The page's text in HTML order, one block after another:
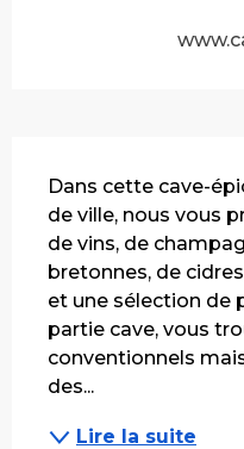
Dans cette cave-
de ville, nous vous
de vins, de
bretonnes, de
et une sélection de
partie cave, vous
conventionnels
des...
Lire la suite